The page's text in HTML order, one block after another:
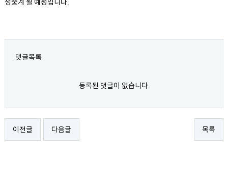
생중계 될 예정입니다.
댓글목록
등록된 댓글이 없습니다.
이전글 다음글 목록